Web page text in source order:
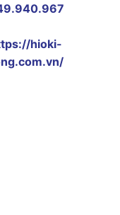
hioki-